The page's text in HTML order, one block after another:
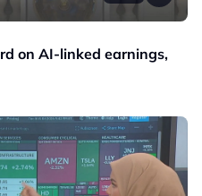
on AI-linked earnings,